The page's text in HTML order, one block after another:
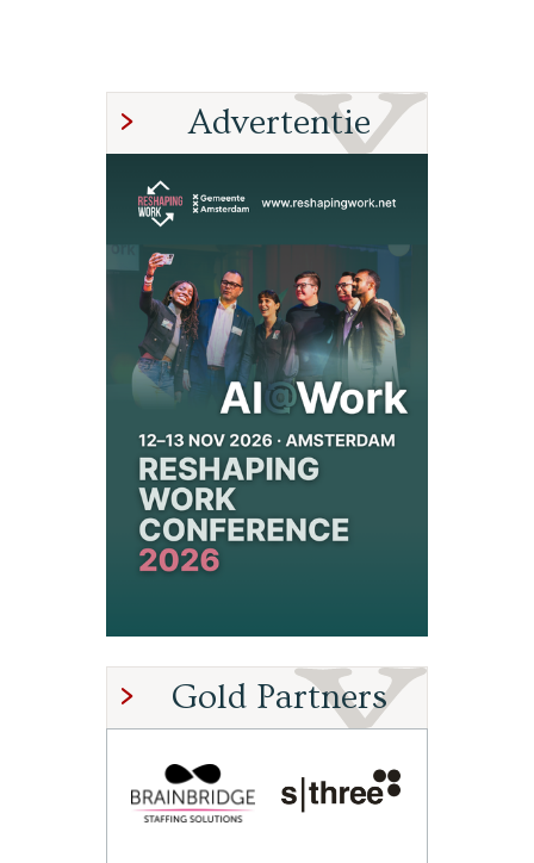
Advertentie
Gold Partners